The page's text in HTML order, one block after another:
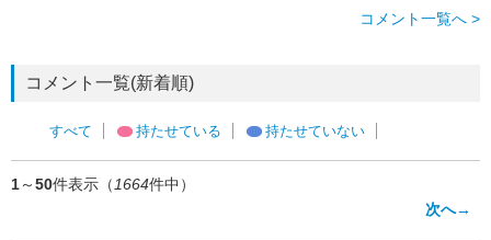
コメント一覧へ >
コメント一覧(新着順)
すべて 持たせている 持たせていない
1～50件表示（ 1664件中）
次へ→